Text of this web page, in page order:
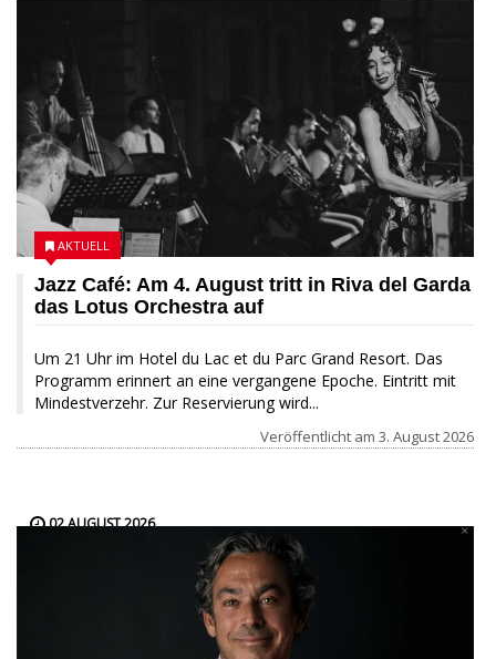
Jazz Café: Am 4. August tritt in Riva del Garda
das Lotus Orchestra auf
Um 21 Uhr im Hotel du Lac et du Parc Grand Resort. Das
Programm erinnert an eine vergangene Epoche. Eintritt mit
Mindestverzehr. Zur Reservierung wird...
AKTUELL
Veröffentlicht am 3. August 2026
02 AUGUST 2026